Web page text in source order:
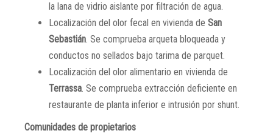
la lana de vidrio aislante por filtración de agua.
Localización del olor fecal en vivienda de San
Sebastián. Se comprueba arqueta bloqueada y
conductos no sellados bajo tarima de parquet.
Localización del olor alimentario en vivienda de
Terrassa. Se comprueba extracción deficiente en
restaurante de planta inferior e intrusión por shunt.
Comunidades de propietarios